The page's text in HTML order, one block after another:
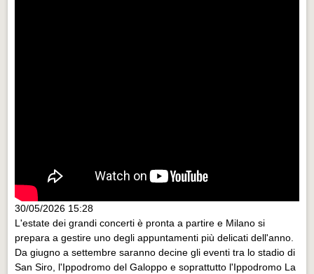
30/05/2026 15:28
L'estate dei grandi concerti è pronta a partire e Milano si
prepara a gestire uno degli appuntamenti più delicati dell'anno.
Da giugno a settembre saranno decine gli eventi tra lo stadio di
San Siro, l'Ippodromo del Galoppo e soprattutto l'Ippodromo La